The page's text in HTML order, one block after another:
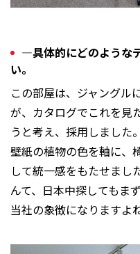
―具体的にどのような
い。
この部屋は、ジャングル
が、カタログでこれを見
うと考え、採用しました。
壁紙の植物の色を軸に、
して統一感をもたせまし
んて、日本中探してもま
当社の象徴になりますよ